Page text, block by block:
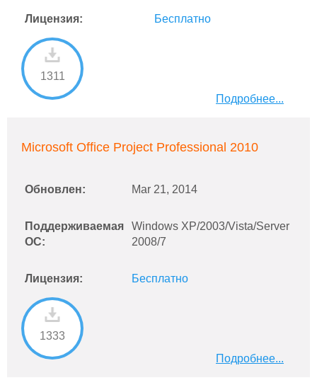
Лицензия: Бесплатно
1311
Подробнее...
Microsoft Office Project Professional 2010
Обновлен: Mar 21, 2014
Поддерживаемая
ОС:
Windows XP/2003/Vista/Server
2008/7
Лицензия: Бесплатно
1333
Подробнее...